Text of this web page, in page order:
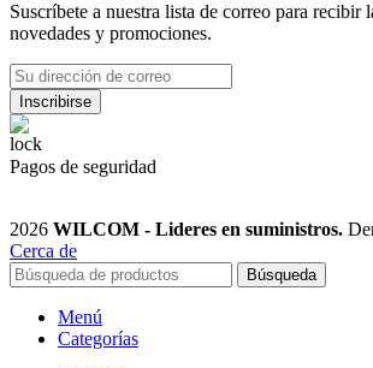
Suscríbete a nuestra lista de correo para recibir
novedades y promociones.
Pagos de seguridad
2026 WILCOM - Lideres en suministros.
Cerca de
Búsqueda
Menú
Categorías